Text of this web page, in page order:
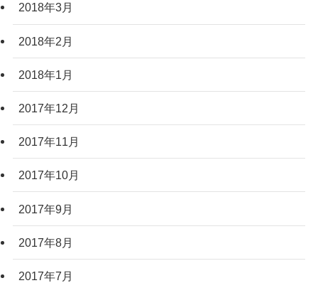
2018年3月
2018年2月
2018年1月
2017年12月
2017年11月
2017年10月
2017年9月
2017年8月
2017年7月